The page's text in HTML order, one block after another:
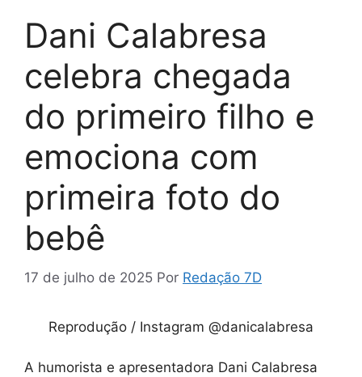
Dani Calabresa
celebra chegada
do primeiro filho e
emociona com
primeira foto do
bebê
17 de julho de 2025 Por Redação 7D
Reprodução / Instagram @danicalabresa
A humorista e apresentadora Dani Calabresa